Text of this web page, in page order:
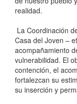
realidad.
La Coordinación
Casa del Joven –
acompañamiento
vulnerabilidad. El
contención, el
fortalezcan su
su inserción y